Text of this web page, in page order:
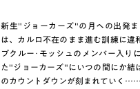
新生"ジョーカーズ"の月への出発
は、カルロ不在のまま進む訓練に違
プクルー･モッシュのメンバー入り
た"ジョーカーズ"にいつの間にか結
のカウントダウンが刻まれていく……